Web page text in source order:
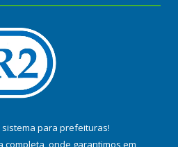
sistema para prefeituras!
completa, onde garantimos em